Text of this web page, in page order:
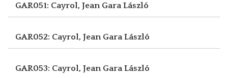
GAR051: Cayrol, Jean Gara László
GAR052: Cayrol, Jean Gara László
GAR053: Cayrol, Jean Gara László